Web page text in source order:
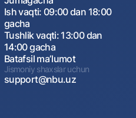
Ish vaqti: 09:00 dan 18:00
gacha
Tushlik vaqti: 13:00 dan
14:00 gacha
Batafsil maʼlumot
Jismoniy shaxslar uchun
support@nbu.uz